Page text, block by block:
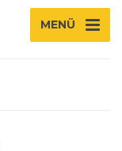
MENÜ